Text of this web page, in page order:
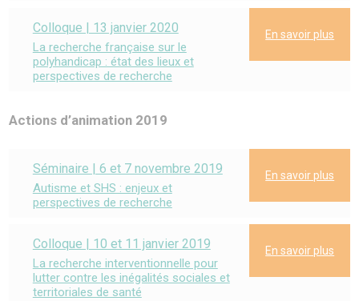
Colloque | 13 janvier 2020
La recherche française sur le
polyhandicap : état des lieux et
perspectives de recherche
En savoir plus
Actions d’animation 2019
Séminaire | 6 et 7 novembre 2019
Autisme et SHS : enjeux et
perspectives de recherche
En savoir plus
Colloque | 10 et 11 janvier 2019
La recherche interventionnelle pour
lutter contre les inégalités sociales et
territoriales de santé
En savoir plus